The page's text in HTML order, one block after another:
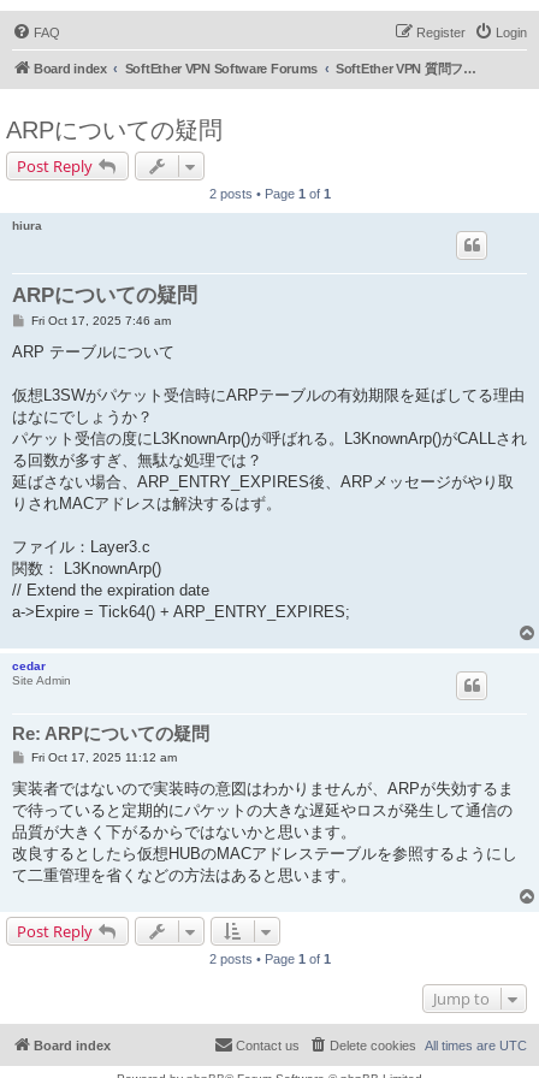
FAQ Login
Register
Board index SoftEther VPN Software Forums SoftEther VPN 質問フォーラム (日本語)
ARPについての疑問
Post Reply
2 posts • Page 1 of 1
hiura
ARPについての疑問
P
s
Fri Oct 17, 2025 7:46 am
ARP テーブルについて
仮想L3SWがパケット受信時にARPテーブルの有効期限を延ばしてる理由
はなにでしょうか？
パケット受信の度にL3KnownArp()が呼ばれる。L3KnownArp()がCALLされ
る回数が多すぎ、無駄な処理では？
延ばさない場合、ARP_ENTRY_EXPIRES後、ARPメッセージがやり取
りされMACアドレスは解決するはず。
ファイル：Layer3.c
関数： L3KnownArp()
// Extend the expiration date
a->Expire = Tick64() + ARP_ENTRY_EXPIRES;
cedar
Site Admin
Re: ARPについての疑問
P
s
t
Fri Oct 17, 2025 11:12 am
実装者ではないので実装時の意図はわかりませんが、ARPが失効するま
で待っていると定期的にパケットの大きな遅延やロスが発生して通信の
品質が大きく下がるからではないかと思います。
改良するとしたら仮想HUBのMACアドレステーブルを参照するようにし
て二重管理を省くなどの方法はあると思います。
Post Reply
2 posts • Page 1 of 1
Jump to
Board index All times are UTC
Delete cookies
Contact us